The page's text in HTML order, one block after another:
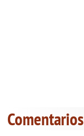
Comentarios